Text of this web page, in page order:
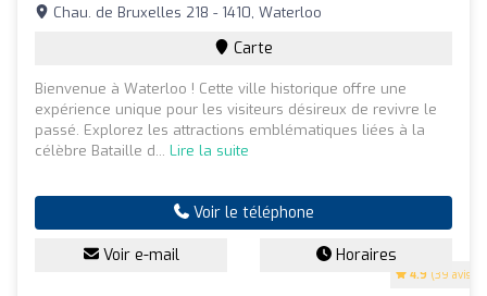
4.9 (39 avis)
Chau. de Bruxelles 218 - 1410, Waterloo
Carte
Bienvenue à Waterloo ! Cette ville historique offre une
expérience unique pour les visiteurs désireux de revivre le
passé. Explorez les attractions emblématiques liées à la
célèbre Bataille d... Lire la suite
Voir le téléphone
Voir e-mail Horaires